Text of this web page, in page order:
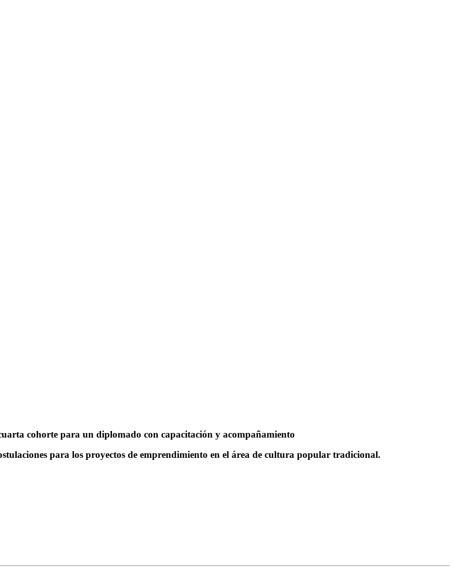
cohorte para un diplomado con capacitación y acompañamiento
para los proyectos de emprendimiento en el área de cultura popular tradicional.